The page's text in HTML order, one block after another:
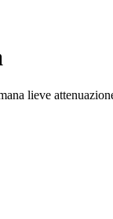
lieve